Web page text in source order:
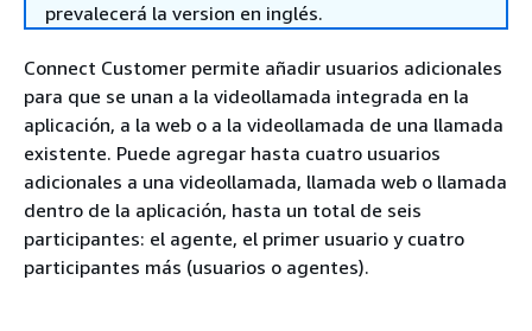
prevalecerá la version en inglés.
Connect Customer permite añadir usuarios adicionales
para que se unan a la videollamada integrada en la
aplicación, a la web o a la videollamada de una llamada
existente. Puede agregar hasta cuatro usuarios
adicionales a una videollamada, llamada web o llamada
dentro de la aplicación, hasta un total de seis
participantes: el agente, el primer usuario y cuatro
participantes más (usuarios o agentes).